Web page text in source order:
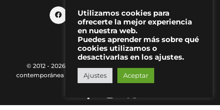
© 2012 - 2026 MAKMA | Revista de artes visuales y cultura
contemporánea |
Política de Privacidad|Aviso Legal
Utilizamos cookies para
ofrecerte la mejor experiencia
en nuestra web.
Puedes aprender más sobre qué
cookies utilizamos o
desactivarlas en los ajustes.
Ajustes Aceptar